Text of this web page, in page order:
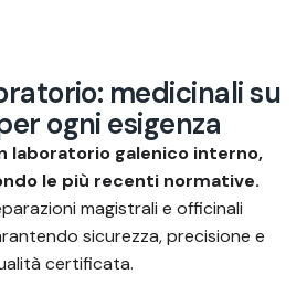
ratorio: medicinalisu
er ogni esigenza
laboratorio galenico interno,
le più recenti normative.
magistrali e officinali
sicurezza, precisione e
certificata.